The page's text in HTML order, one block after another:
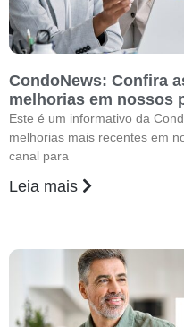
CondoNews: Confira
melhorias em nossos
Este é um informativo da
melhorias mais recentes em
canal para
Leia mais